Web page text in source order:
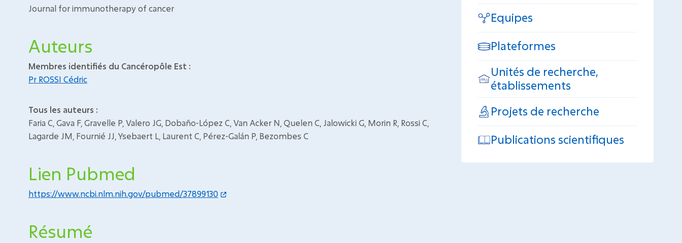
Journal for immunotherapy of cancer
Auteurs
Membres identifiés du Cancéropôle Est :
Pr ROSSI Cédric
Tous les auteurs :
Faria C, Gava F, Gravelle P, Valero JG, Dobaño-López C, Van Acker N, Quelen C, Jalowicki G, Morin R, Rossi C,
Lagarde JM, Fournié JJ, Ysebaert L, Laurent C, Pérez-Galán P, Bezombes C
Lien Pubmed
https://www.ncbi.nlm.nih.gov/pubmed/37899130
Résumé
Equipes
Plateformes
Unités de recherche,
établissements
Projets de recherche
Publications scientifiques